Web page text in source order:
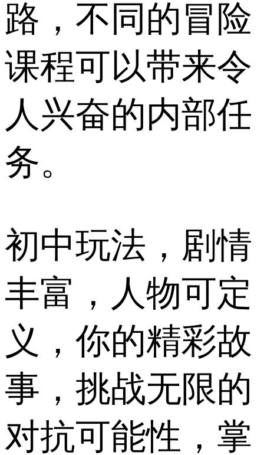
路，不同的冒险
课程可以带来令
人兴奋的内部任
务。
初中玩法，剧情
丰富，人物可定
义，你的精彩故
事，挑战无限的
对抗可能性，掌